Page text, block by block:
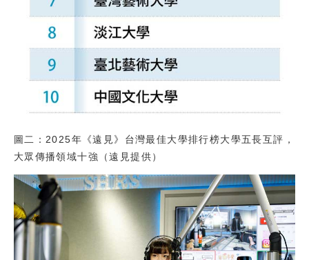
圖二：2025年《遠見》台灣最佳大學排行榜大學五長互評，
大眾傳播領域十強（遠見提供）